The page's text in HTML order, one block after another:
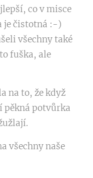
co v misce
je čistotná :-)
všechny také
fuška, ale
na to, že když
pěkná potvůrka
všechny naše